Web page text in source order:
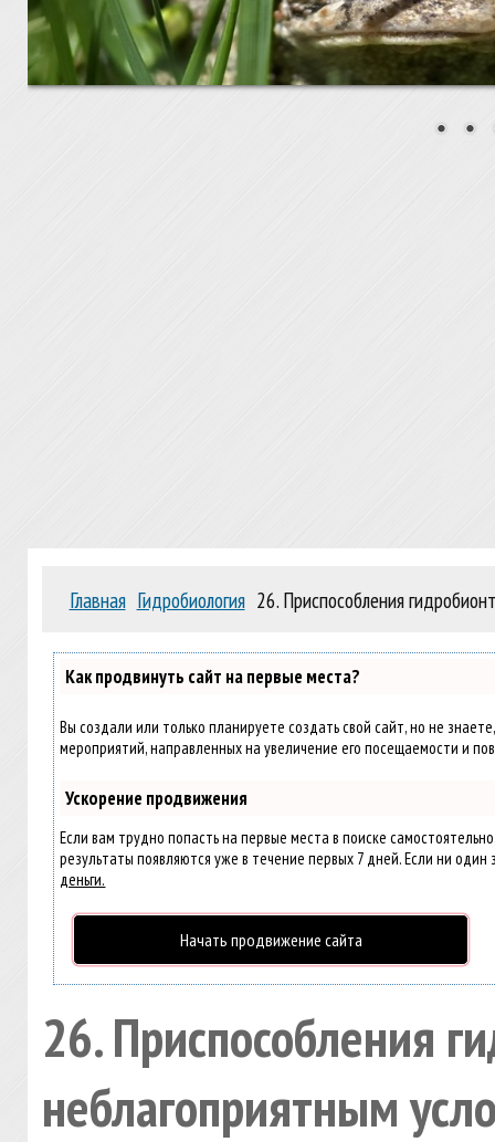
Главная Гидробиология 26. Приспособления
Как продвинуть сайт на первые места?
Вы создали или только планируете создать свой сайт, но не
мероприятий, направленных на увеличение его посещаемости и
Ускорение продвижения
Если вам трудно попасть на первые места в поиске
результаты появляются уже в течение первых 7 дней. Если ни
деньги.
Начать продвижение сайта
26. Приспособления
неблагоприятным